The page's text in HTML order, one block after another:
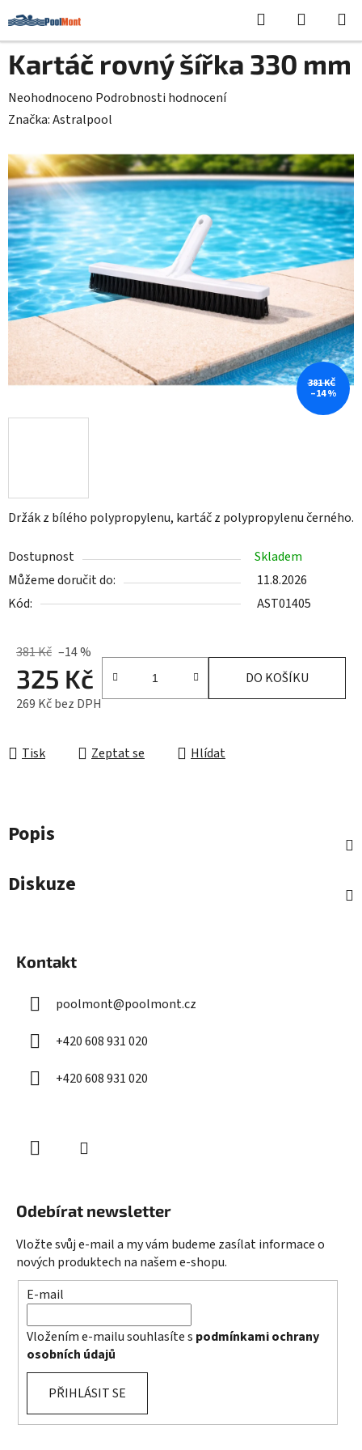
na
obsah
Hledat
KOŠÍK
Držák z bílého polypropylenu, kartáč z polypropylenu černého.
Dostupnost
Skladem
Můžeme doručit do:
11.8.2026
Kód:
AST01405
381 Kč –14 %
325 Kč
269 Kč bez DPH
DO KOŠÍKU
Tisk Zeptat se Hlídat
Kartáč rovný šířka 330 mm
Průměrné
hodnocení
je
0,0
z
5
hvězdiček.
Neohodnoceno Podrobnosti hodnocení
Značka:Astralpool
381 KČ
–14 %
Popis
Diskuze
Kontakt
poolmont@poolmont.cz
+420 608 931 020
+420 608 931 020
Odebírat newsletter
Vložte svůj e-mail a my vám budeme zasílat informace o
nových produktech na našem e-shopu.
E-mail
Vložením e-mailu souhlasíte s podmínkami ochrany
osobních údajů
PŘIHLÁSIT SE